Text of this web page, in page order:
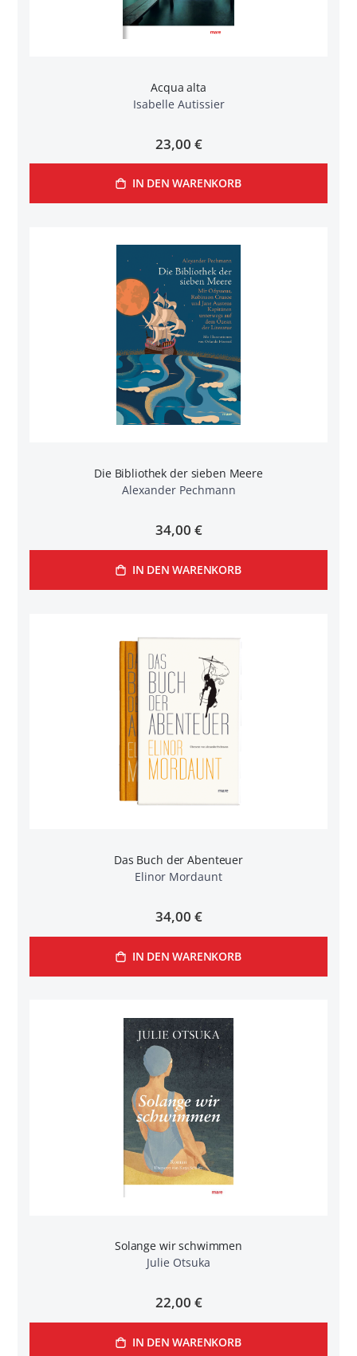
Acqua alta
Isabelle Autissier
23,00 €
IN DEN WARENKORB
Die Bibliothek der sieben Meere
Alexander Pechmann
34,00 €
IN DEN WARENKORB
Das Buch der Abenteuer
Elinor Mordaunt
34,00 €
IN DEN WARENKORB
Solange wir schwimmen
Julie Otsuka
22,00 €
IN DEN WARENKORB